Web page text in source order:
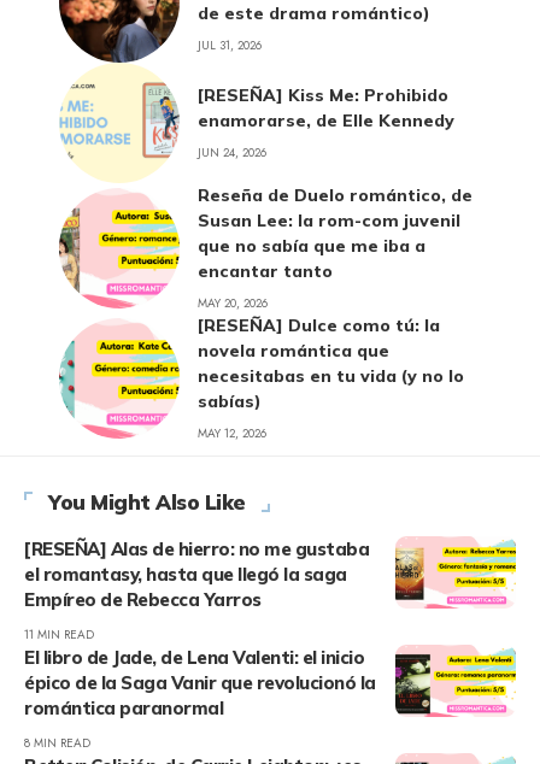
de este drama romántico)
JUL 31, 2026
[RESEÑA] Kiss Me: Prohibido
enamorarse, de Elle Kennedy
JUN 24, 2026
Reseña de Duelo romántico, de
Susan Lee: la rom-com juvenil
que no sabía que me iba a
encantar tanto
MAY 20, 2026
[RESEÑA] Dulce como tú: la
novela romántica que
necesitabas en tu vida (y no lo
sabías)
MAY 12, 2026
You Might Also Like
[RESEÑA] Alas de hierro: no me gustaba
el romantasy, hasta que llegó la saga
Empíreo de Rebecca Yarros
11 MIN READ
El libro de Jade, de Lena Valenti: el inicio
épico de la Saga Vanir que revolucionó la
romántica paranormal
8 MIN READ